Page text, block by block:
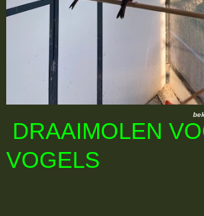
DRAAIMOLEN
VOGELS